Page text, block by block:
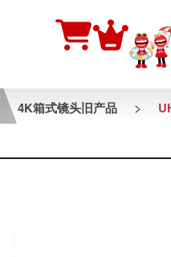
4K箱式镜头旧产品 >